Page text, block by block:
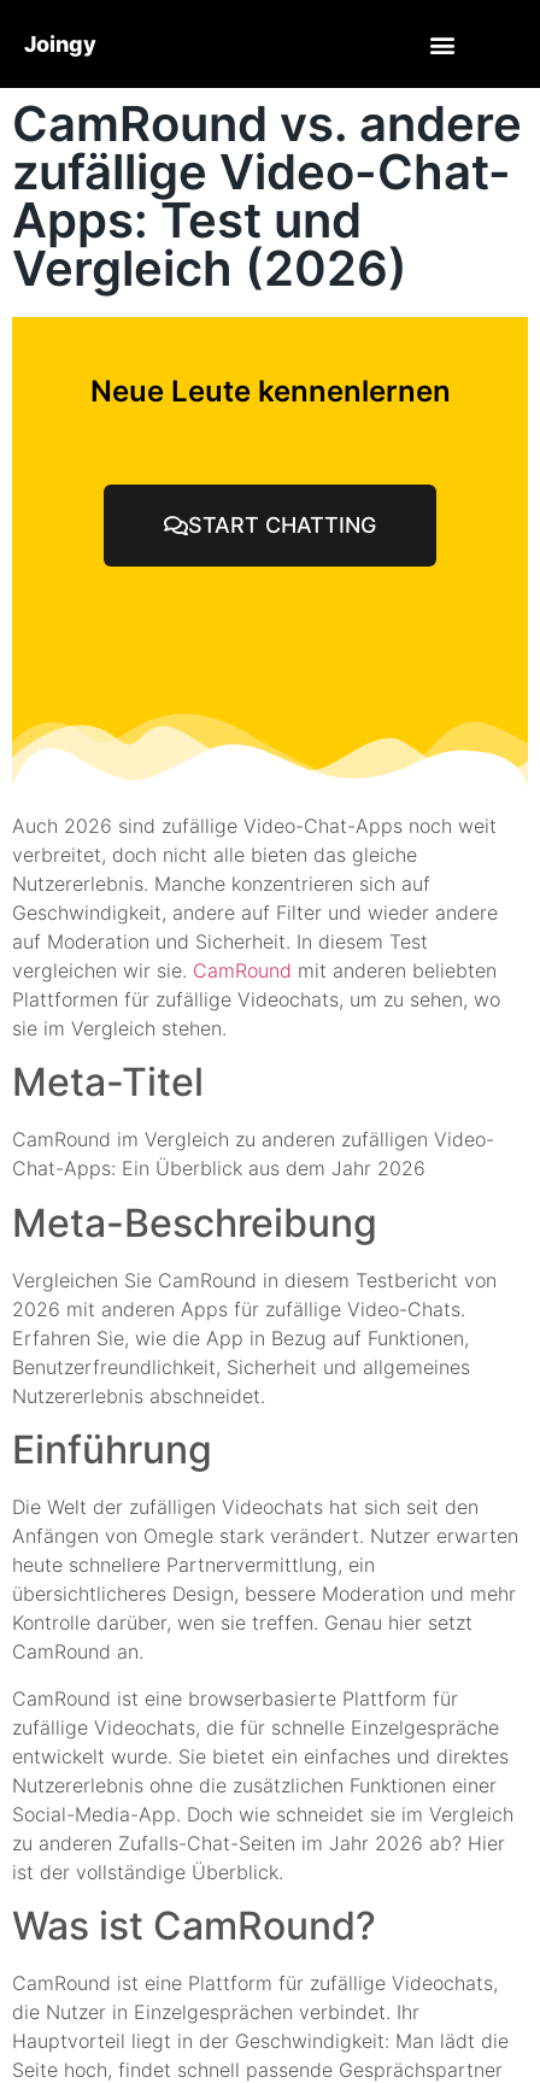
Joingy
CamRound vs. andere
zufällige Video-Chat-
Apps: Test und
Vergleich (2026)
Neue Leute kennenlernen
START CHATTING
Auch 2026 sind zufällige Video-Chat-Apps noch weit
verbreitet, doch nicht alle bieten das gleiche
Nutzererlebnis. Manche konzentrieren sich auf
Geschwindigkeit, andere auf Filter und wieder andere
auf Moderation und Sicherheit. In diesem Test
vergleichen wir sie. CamRound mit anderen beliebten
Plattformen für zufällige Videochats, um zu sehen, wo
sie im Vergleich stehen.
Meta-Titel
CamRound im Vergleich zu anderen zufälligen Video-
Chat-Apps: Ein Überblick aus dem Jahr 2026
Meta-Beschreibung
Vergleichen Sie CamRound in diesem Testbericht von
2026 mit anderen Apps für zufällige Video-Chats.
Erfahren Sie, wie die App in Bezug auf Funktionen,
Benutzerfreundlichkeit, Sicherheit und allgemeines
Nutzererlebnis abschneidet.
Einführung
Die Welt der zufälligen Videochats hat sich seit den
Anfängen von Omegle stark verändert. Nutzer erwarten
heute schnellere Partnervermittlung, ein
übersichtlicheres Design, bessere Moderation und mehr
Kontrolle darüber, wen sie treffen. Genau hier setzt
CamRound an.
CamRound ist eine browserbasierte Plattform für
zufällige Videochats, die für schnelle Einzelgespräche
entwickelt wurde. Sie bietet ein einfaches und direktes
Nutzererlebnis ohne die zusätzlichen Funktionen einer
Social-Media-App. Doch wie schneidet sie im Vergleich
zu anderen Zufalls-Chat-Seiten im Jahr 2026 ab? Hier
ist der vollständige Überblick.
Was ist CamRound?
CamRound ist eine Plattform für zufällige Videochats,
die Nutzer in Einzelgesprächen verbindet. Ihr
Hauptvorteil liegt in der Geschwindigkeit: Man lädt die
Seite hoch, findet schnell passende Gesprächspartner